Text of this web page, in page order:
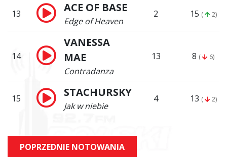
13 ACE OF BASE
Edge of Heaven
2 15 ( 2)
14
VANESSA
MAE
Contradanza
13 8 ( 6)
15 STACHURSKY
Jak w niebie
4 13 ( 2)
POPRZEDNIE NOTOWANIA